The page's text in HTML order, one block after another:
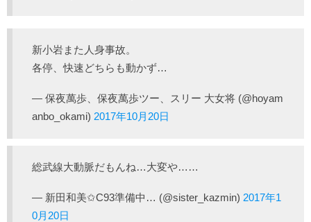
新小岩また人身事故。
各停、快速どちらも動かず…
— 保夜萬歩、保夜萬歩ツー、スリー 大女将 (@hoyam
anbo_okami) 2017年10月20日
総武線大動脈だもんね…大変や……
— 新田和美✩C93準備中… (@sister_kazmin) 2017年1
0月20日